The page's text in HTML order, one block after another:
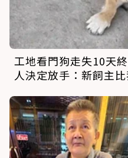
工地看門狗走失10天
人決定放手：新飼主